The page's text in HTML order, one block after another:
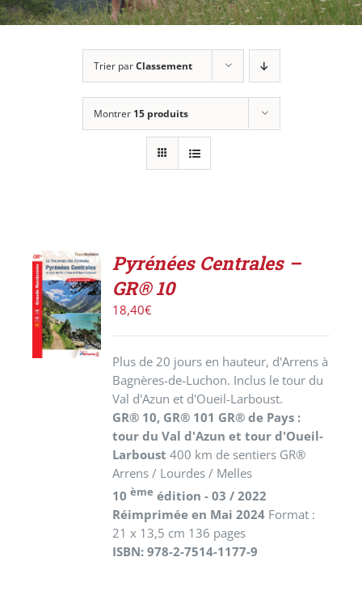
Trier parClassement
Montrer 15 produits
AJOUTER
AU
PANIER
/
DÉTAILS
Pyrénées Centrales –
GR® 10
18,40€
Plus de 20 jours en hauteur, d'Arrens à
Bagnères-de-Luchon. Inclus le tour du
Val d'Azun et d'Oueil-Larboust.
GR® 10, GR® 101 GR® de Pays :
tour du Val d'Azun et tour d'Oueil-
Larboust 400 km de sentiers GR®
Arrens / Lourdes / Melles
10ème édition - 03 / 2022
Réimprimée en Mai 2024 Format :
21 x 13,5 cm 136 pages
ISBN: 978-2-7514-1177-9